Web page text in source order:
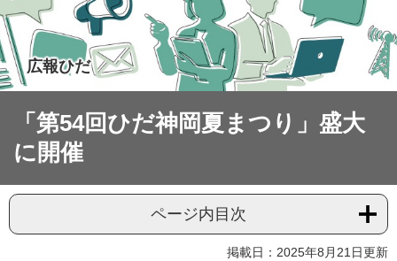
広報ひだ
「第54回ひだ神岡夏まつり」盛大
に開催
ページ内目次
掲載日：2025年8月21日更新